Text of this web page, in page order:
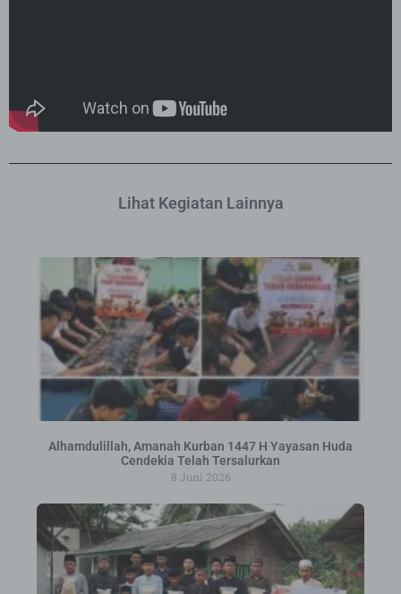
Lihat Kegiatan Lainnya
Alhamdulillah, Amanah Kurban 1447 H Yayasan Huda
Cendekia Telah Tersalurkan
8 Juni 2026